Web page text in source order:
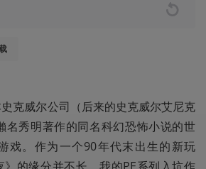
史克威尔公司（后来的史克威尔艾尼克
名秀明著作的同名科幻恐怖小说的世
戏。作为一个90年代末出生的新玩